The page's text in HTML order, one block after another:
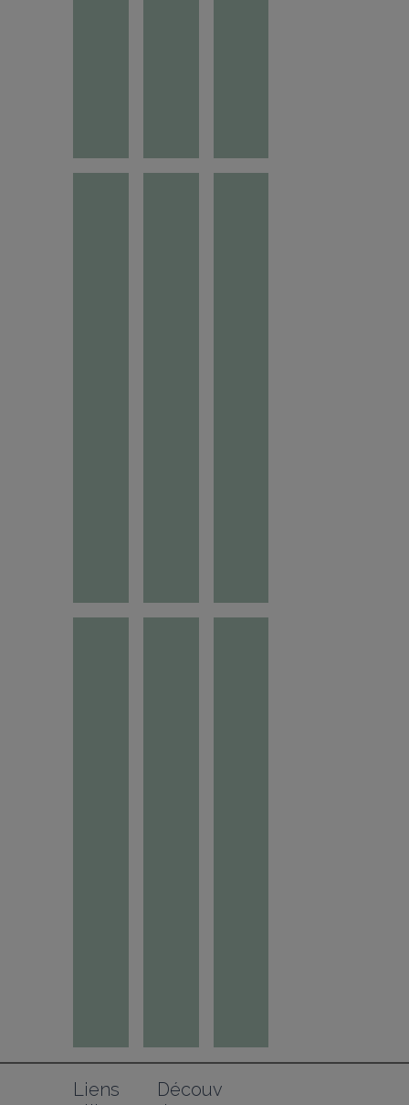
Liens
Découv